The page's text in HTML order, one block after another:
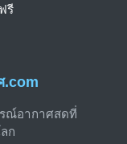
.com
ณ์อากาศสดที่
ก
รี